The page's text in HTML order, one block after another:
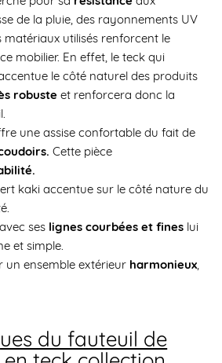
de la pluie, des rayonnements UV
matériaux utilisés renforcent le
mobilier. En effet, le teck qui
le côté naturel des produits
robuste et renforcera donc la
une assise confortable du fait de
Cette pièce
kaki accentue sur le côté nature du
ses lignes courbées et fines lui
et simple.
un ensemble extérieur harmonieux,
du fauteuil de